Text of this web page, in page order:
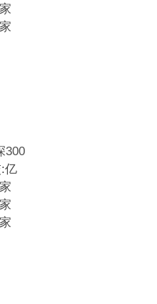
家
家
亿
家
家
家